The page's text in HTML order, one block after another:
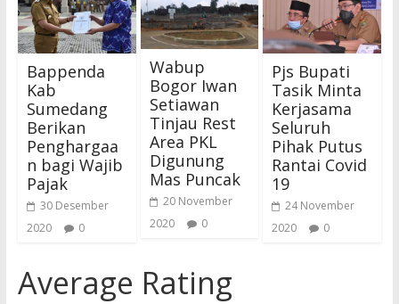
Bappenda
Kab
Sumedang
Berikan
Penghargaa
n bagi Wajib
Pajak
30 Desember
2020
0
Wabup
Bogor Iwan
Setiawan
Tinjau Rest
Area PKL
Digunung
Mas Puncak
20 November
2020
0
Pjs Bupati
Tasik Minta
Kerjasama
Seluruh
Pihak Putus
Rantai Covid
19
24 November
2020
0
Average Rating